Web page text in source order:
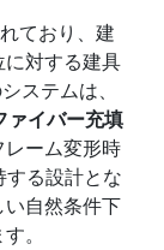
ており、建
対する建具
ステムは、
ァイバー充填
ーム変形時
る設計とな
自然条件下
。